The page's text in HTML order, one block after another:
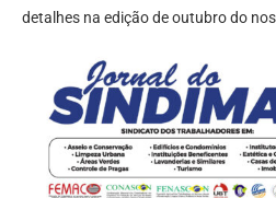
detalhes na edição de outubro do